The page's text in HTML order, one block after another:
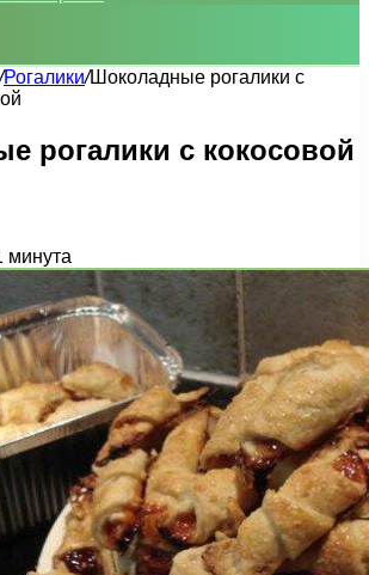
/Рогалики/Шоколадные рогалики с
рогалики с кокосовой
минута